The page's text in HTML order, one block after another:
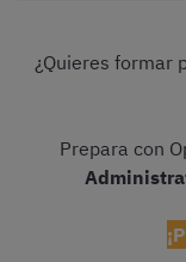
¿Quieres formar
Prepara con